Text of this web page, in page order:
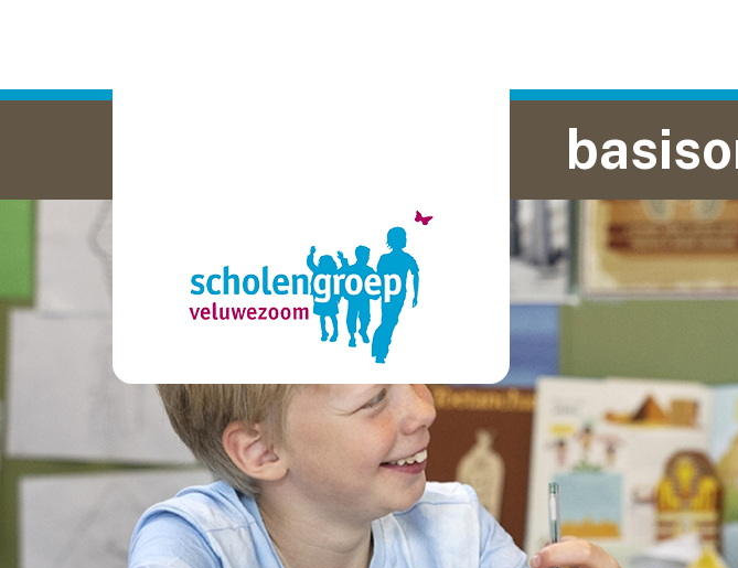
wij zijn
scholen
organisatie
werken bij ons
contact